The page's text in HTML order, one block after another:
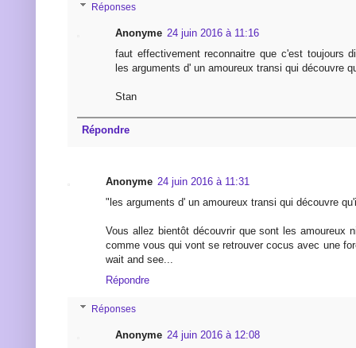
Réponses
Anonyme 24 juin 2016 à 11:16
faut effectivement reconnaitre que c'est toujours
les arguments d' un amoureux transi qui découvre
Stan
Répondre
Anonyme 24 juin 2016 à 11:31
"les arguments d' un amoureux transi qui découvre
Vous allez bientôt découvrir que sont les amoureux
comme vous qui vont se retrouver cocus avec une
wait and see...
Répondre
Réponses
Anonyme 24 juin 2016 à 12:08